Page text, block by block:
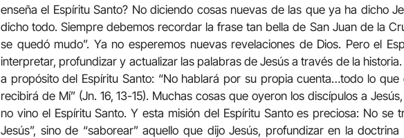
enseña el Espíritu Santo? No diciendo cosas nuevas de las que ya ha dicho
dicho todo. Siempre debemos recordar la frase tan bella de San Juan de la
se quedó mudo”. Ya no esperemos nuevas revelaciones de Dios. Pero el
interpretar, profundizar y actualizar las palabras de Jesús a través de la
a propósito del Espíritu Santo: “No hablará por su propia cuenta…todo lo
recibirá de Mí” (Jn. 16, 13-15). Muchas cosas que oyeron los discípulos a
no vino el Espíritu Santo. Y esta misión del Espíritu Santo es preciosa: No se
Jesús”, sino de “saborear” aquello que dijo Jesús, profundizar en la